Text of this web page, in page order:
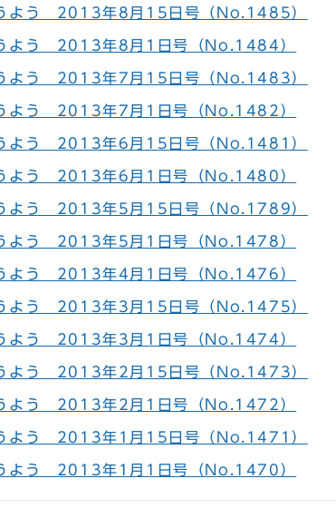
よう 2013年8月15日号（No.1485）
よう 2013年8月1日号（No.1484）
よう 2013年7月15日号（No.1483）
よう 2013年7月1日号（No.1482）
よう 2013年6月15日号（No.1481）
よう 2013年6月1日号（No.1480）
よう 2013年5月15日号（No.1789）
よう 2013年5月1日号（No.1478）
よう 2013年4月1日号（No.1476）
よう 2013年3月15日号（No.1475）
よう 2013年3月1日号（No.1474）
よう 2013年2月15日号（No.1473）
よう 2013年2月1日号（No.1472）
よう 2013年1月15日号（No.1471）
よう 2013年1月1日号（No.1470）